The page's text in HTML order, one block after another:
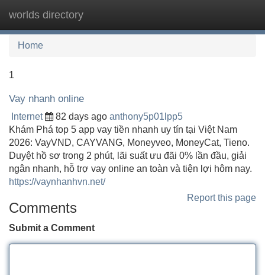
worlds directory
Home
1
Vay nhanh online
Internet 82 days ago anthony5p01lpp5
Khám Phá top 5 app vay tiền nhanh uy tín tại Việt Nam
2026: VayVND, CAYVANG, Moneyveo, MoneyCat, Tieno.
Duyệt hồ sơ trong 2 phút, lãi suất ưu đãi 0% lần đầu, giải
ngân nhanh, hỗ trợ vay online an toàn và tiện lợi hôm nay.
https://vaynhanhvn.net/
Report this page
Comments
Submit a Comment